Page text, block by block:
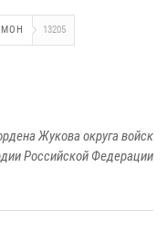
13205
Жукова округа войск
Российской Федерации